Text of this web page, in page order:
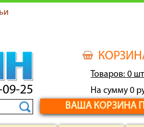
Товаров: 0
На сумму 0
ВАША КОРЗИНА
25